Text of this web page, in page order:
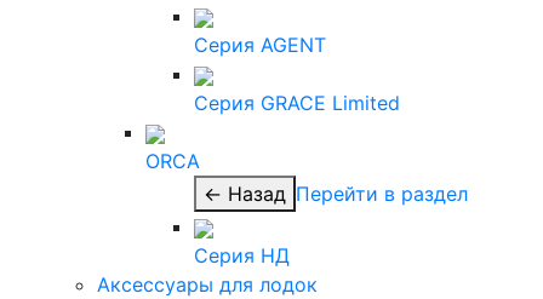
Серия AGENT
Серия GRACE Limited
ORCA
← Назад Перейти в раздел
Серия НД
Аксессуары для лодок